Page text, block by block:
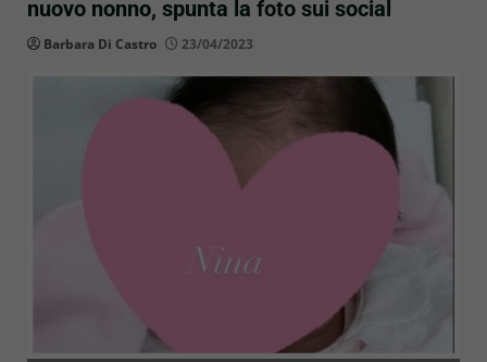
nuovo nonno, spunta la foto sui social
Barbara Di Castro 23/04/2023